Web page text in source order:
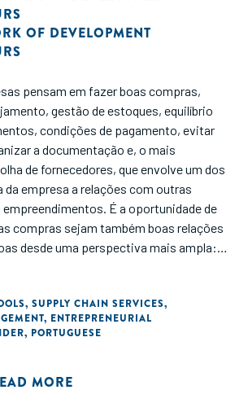
OF DEVELOPMENT
pensam em fazer boas compras,
gestão de estoques, equilíbrio
condições de pagamento, evitar
a documentação e, o mais
de fornecedores, que envolve um dos
da empresa a relações com outras
É a oportunidade de
compras sejam também boas relações
desde uma perspectiva mais ampla:
para o meio ambiente."
, SUPPLY CHAIN SERVICES,
, ENTREPRENEURIAL
, PORTUGUESE
MORE